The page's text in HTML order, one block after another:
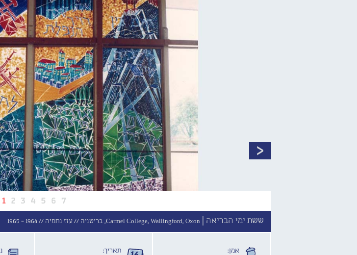
1 2 3 4 5 6 7
ששת ימי הבריאה | Carmel College, Wallingford, Oxon, בריטניה // עזז נחמיה //1964 - 1965
אמן:
תאריך: